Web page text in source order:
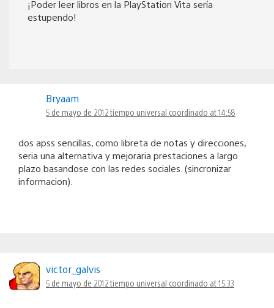
¡Poder leer libros en la PlayStation Vita sería
estupendo!
Bryaam
5 de mayo de 2012 tiempo universal coordinado at 14:58
dos apss sencillas, como libreta de notas y direcciones,
seria una alternativa y mejoraria prestaciones a largo
plazo basandose con las redes sociales. (sincronizar
informacion).
victor_galvis
5 de mayo de 2012 tiempo universal coordinado at 15:33